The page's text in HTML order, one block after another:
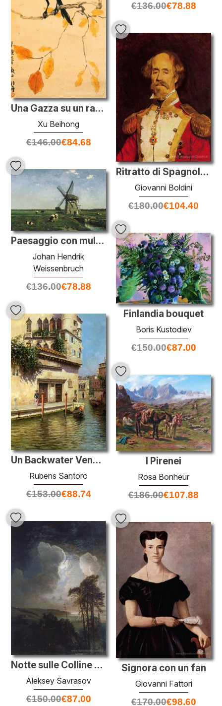
€136.00€78.88
Una Gazza su un ramo di acero.
Xu Beihong
€146.00€84.68
Ritratto di Spagnolo generale
Giovanni Boldini
€180.00€104.40
Paesaggio con mulino a vento nei pressi di Schiedam
Johan Hendrik
Weissenbruch
€136.00€78.88
Finlandia bouquet
Boris Kustodiev
€150.00€87.00
Un Backwater Veneziano
Rubens Santoro
€153.00€88.74
I Pirenei
Rosa Bonheur
€186.00€107.88
Notte sulle Colline dei Passeri
Aleksey Savrasov
€150.00€87.00
Signora con un fan
Giovanni Fattori
€170.00€98.60